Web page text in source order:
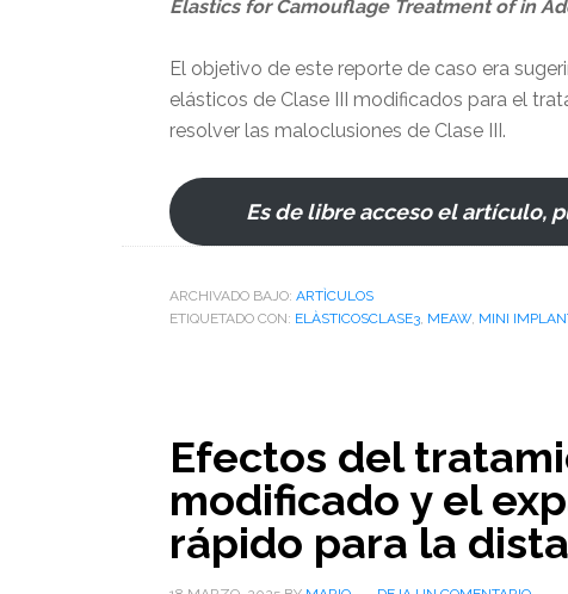
Elastics for Camouflage Treatment of in
El objetivo de este reporte de caso era
elásticos de Clase III modificados para el
resolver las maloclusiones de Clase III.
Es de libre acceso el artículo,
ARCHIVADO BAJO: ARTÌCULOS
ETIQUETADO CON: ELÀSTICOSCLASE3, MEAW, MINI
Efectos del
modificado y el
rápido para la